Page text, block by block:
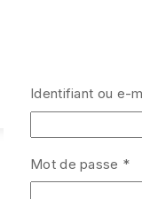
Identifiant ou e-
Mot de passe *